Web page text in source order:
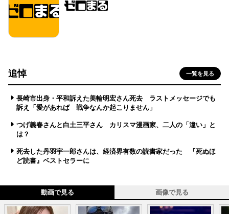
追悼 一覧を見る
長崎市出身・平和訴えた美輪明宏さん死去 ラストメッセージでも
訴え「愛があれば 戦争なんか起こりません」
つげ義春さんと白土三平さん カリスマ漫画家、二人の「違い」と
は？
死去した丹羽宇一郎さんは、経済界有数の読書家だった 『死ぬほ
ど読書』ベストセラーに
動画で見る 画像で見る